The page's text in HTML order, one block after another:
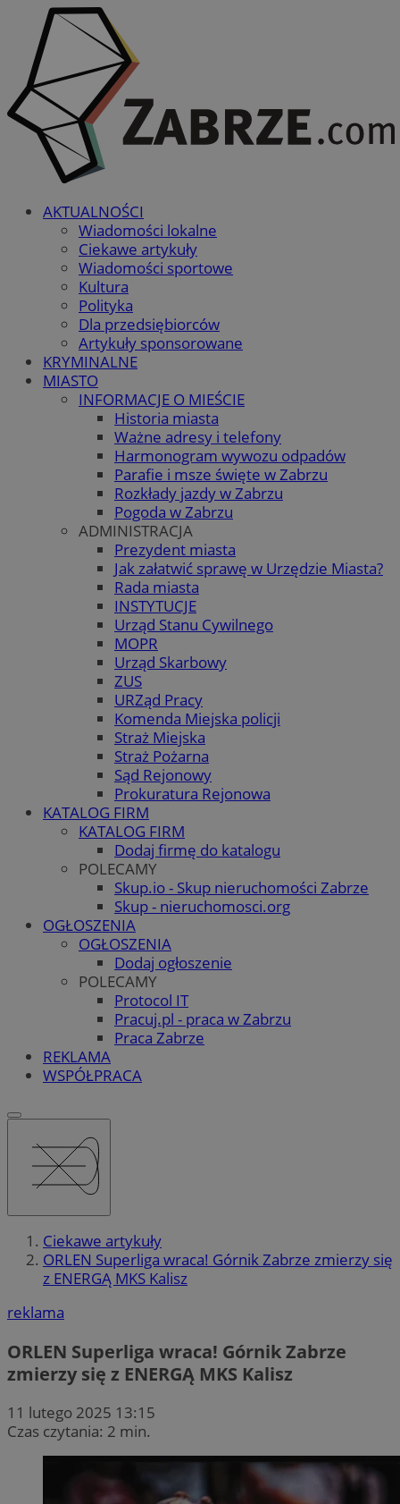
AKTUALNOŚCI
Wiadomości lokalne
Ciekawe artykuły
Wiadomości sportowe
Kultura
Polityka
Dla przedsiębiorców
Artykuły sponsorowane
KRYMINALNE
MIASTO
INFORMACJE O MIEŚCIE
Historia miasta
Ważne adresy i telefony
Harmonogram wywozu odpadów
Parafie i msze święte w Zabrzu
Rozkłady jazdy w Zabrzu
Pogoda w Zabrzu
ADMINISTRACJA
Prezydent miasta
Jak załatwić sprawę w Urzędzie Miasta?
Rada miasta
INSTYTUCJE
Urząd Stanu Cywilnego
MOPR
Urząd Skarbowy
ZUS
URZąd Pracy
Komenda Miejska policji
Straż Miejska
Straż Pożarna
Sąd Rejonowy
Prokuratura Rejonowa
KATALOG FIRM
KATALOG FIRM
Dodaj firmę do katalogu
POLECAMY
Skup.io - Skup nieruchomości Zabrze
Skup - nieruchomosci.org
OGŁOSZENIA
OGŁOSZENIA
Dodaj ogłoszenie
POLECAMY
Protocol IT
Pracuj.pl - praca w Zabrzu
Praca Zabrze
REKLAMA
WSPÓŁPRACA
Ciekawe artykuły
ORLEN Superliga wraca! Górnik Zabrze zmierzy się
z ENERGĄ MKS Kalisz
reklama
ORLEN Superliga wraca! Górnik Zabrze
zmierzy się z ENERGĄ MKS Kalisz
11 lutego 2025 13:15
Czas czytania: 2 min.